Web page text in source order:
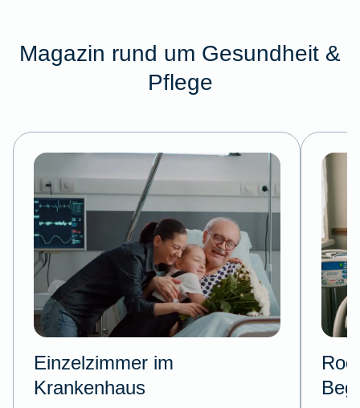
Magazin rund um Gesundheit &
Pflege
Einzelzimmer im
Krankenhaus